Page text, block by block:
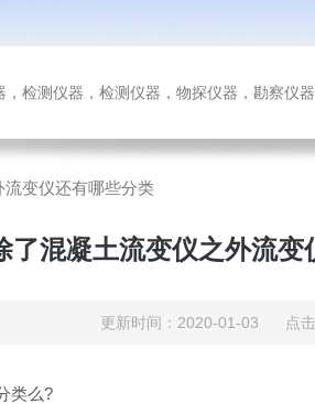
仪器，检测仪器，物探仪器，勘察仪器，试验机
变仪还有哪些分类
了混凝土流变仪之外流变
更新时间：2020-01-03 点击
类么?